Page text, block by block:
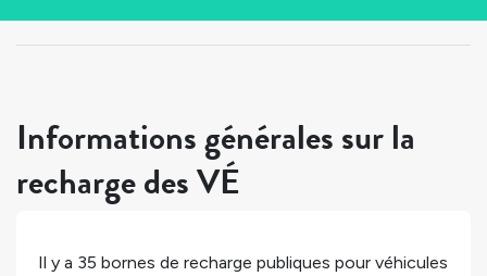
Informations générales sur la
recharge des VÉ
Il y a 35 bornes de recharge publiques pour véhicules